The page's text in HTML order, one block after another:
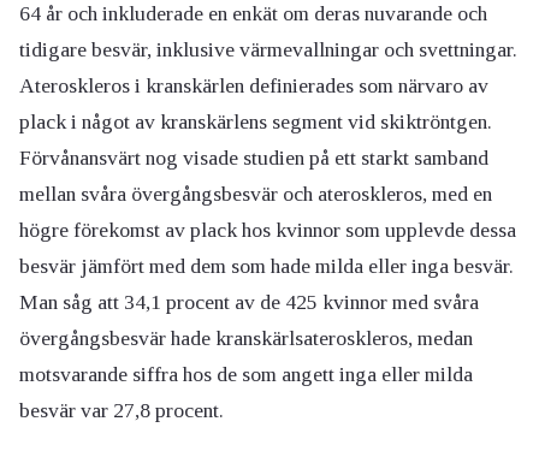
64 år och inkluderade en enkät om deras nuvarande och
tidigare besvär, inklusive värmevallningar och svettningar.
Ateroskleros i kranskärlen definierades som närvaro av
plack i något av kranskärlens segment vid skiktröntgen.
Förvånansvärt nog visade studien på ett starkt samband
mellan svåra övergångsbesvär och ateroskleros, med en
högre förekomst av plack hos kvinnor som upplevde dessa
besvär jämfört med dem som hade milda eller inga besvär.
Man såg att 34,1 procent av de 425 kvinnor med svåra
övergångsbesvär hade kranskärlsateroskleros, medan
motsvarande siffra hos de som angett inga eller milda
besvär var 27,8 procent.